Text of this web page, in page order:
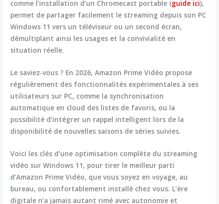
comme l’installation d’un Chromecast portable (guide ici),
permet de partager facilement le streaming depuis son PC
Windows 11 vers un téléviseur ou un second écran,
démultiplant ainsi les usages et la convivialité en
situation réelle.
Le saviez-vous ? En 2026, Amazon Prime Vidéo propose
régulièrement des fonctionnalités expérimentales à ses
utilisateurs sur PC, comme la synchronisation
automatique en cloud des listes de favoris, ou la
possibilité d’intégrer un rappel intelligent lors de la
disponibilité de nouvelles saisons de séries suivies.
Voici les clés d’une optimisation complète du streaming
vidéo sur Windows 11, pour tirer le meilleur parti
d’Amazon Prime Vidéo, que vous soyez en voyage, au
bureau, ou confortablement installé chez vous. L’ère
digitale n’a jamais autant rimé avec autonomie et